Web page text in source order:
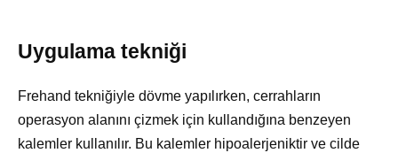
Uygulama tekniği
Frehand tekniğiyle dövme yapılırken, cerrahların
operasyon alanını çizmek için kullandığına benzeyen
kalemler kullanılır. Bu kalemler hipoalerjeniktir ve cilde